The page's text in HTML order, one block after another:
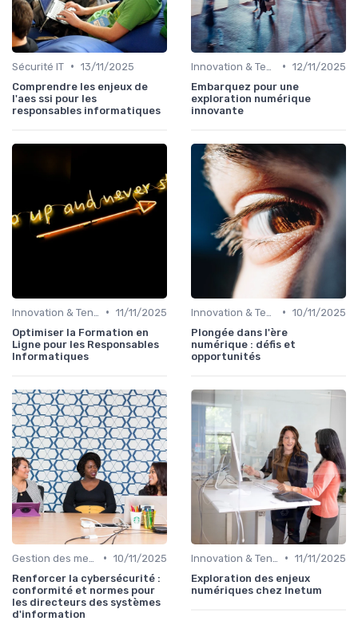
Sécurité IT • 13/11/2025
Comprendre les enjeux de
l'aes ssi pour les
responsables informatiques
• 12/11/2025
Embarquez pour une
exploration numérique
innovante
• 11/11/2025
Optimiser la Formation en
Ligne pour les Responsables
Informatiques
• 10/11/2025
Plongée dans l'ère
numérique : défis et
opportunités
• 10/11/2025
Renforcer la cybersécurité :
conformité et normes pour
les directeurs des systèmes
d'information
• 11/11/2025
Exploration des enjeux
numériques chez Inetum